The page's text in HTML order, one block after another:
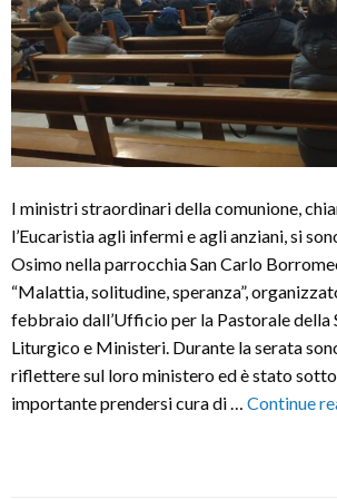
I ministri straordinari della comunione,
l’Eucaristia agli infermi e agli anziani, si
Osimo nella parrocchia San Carlo
“Malattia, solitudine, speranza”,
febbraio dall’Ufficio per la Pastorale della
Liturgico e Ministeri. Durante la serata
riflettere sul loro ministero ed è stato
importante prendersi cura di … Continue